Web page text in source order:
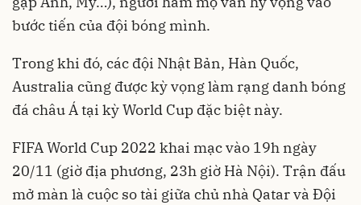
bước tiến của đội bóng mình.
Trong khi đó, các đội Nhật Bản, Hàn Quốc,
Australia cũng được kỳ vọng làm rạng danh bóng
đá châu Á tại kỳ World Cup đặc biệt này.
FIFA World Cup 2022 khai mạc vào 19h ngày
20/11 (giờ địa phương, 23h giờ Hà Nội). Trận đấu
mở màn là cuộc so tài giữa chủ nhà Qatar và Đội